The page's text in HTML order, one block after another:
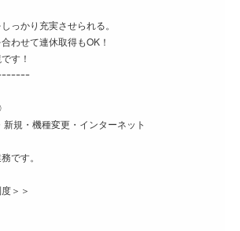
っかり充実させられる。
わせて連休取得もOK！
す！
ｰｰｰｰｰ
新規・機種変更・インターネット
です。
＞＞